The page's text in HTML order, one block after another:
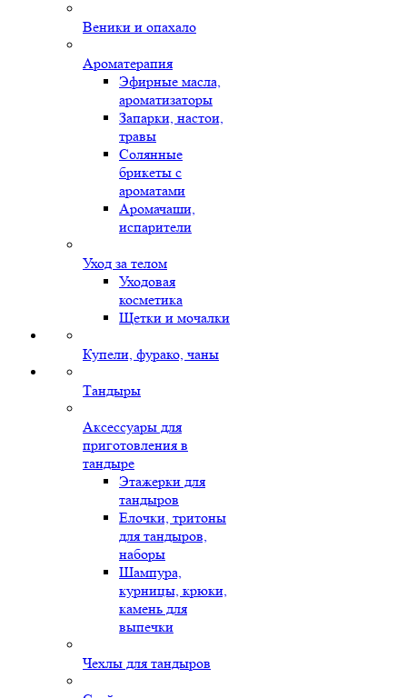
Веники и опахало
Ароматерапия
Эфирные масла,
ароматизаторы
Запарки, настои,
травы
Солянные
брикеты с
ароматами
Аромачаши,
испарители
Уход за телом
Уходовая
косметика
Щетки и мочалки
Купели, фурако, чаны
Тандыры
Аксессуары для
приготовления в
тандыре
Этажерки для
тандыров
Елочки, тритоны
для тандыров,
наборы
Шампура,
курницы, крюки,
камень для
выпечки
Чехлы для тандыров